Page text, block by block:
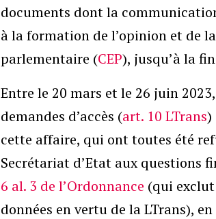
documents dont la
à la formation de l’opinion et de
parlementaire (CEP), jusqu’à la
Entre le 20 mars et le 26 juin
demandes d’accès (art. 10 LTrans)
cette affaire, qui ont toutes été
Secrétariat d’Etat aux questions
6 al. 3 de l’Ordonnance (qui
données en vertu de la LTrans),